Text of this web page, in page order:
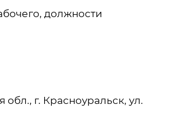
должности
г. Красноуральск, ул.